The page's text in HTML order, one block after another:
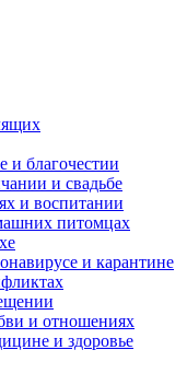
и благочестии
и свадьбе
и воспитании
питомцах
и карантине
и отношениях
и здоровье